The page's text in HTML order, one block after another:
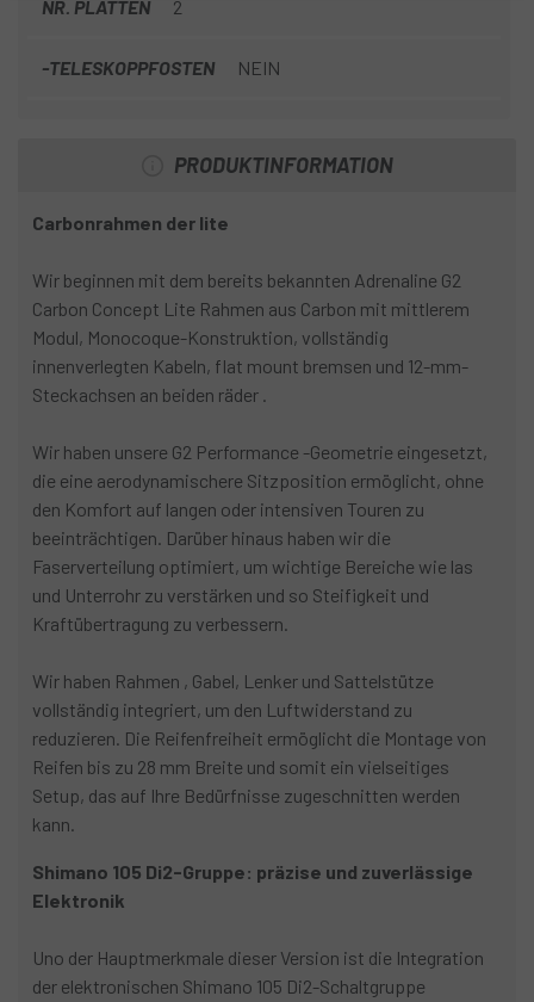
NR. PLATTEN 2
-TELESKOPPFOSTEN NEIN
PRODUKTINFORMATION
Carbonrahmen der lite
Wir beginnen mit dem bereits bekannten Adrenaline G2
Carbon Concept Lite Rahmen aus Carbon mit mittlerem
Modul, Monocoque-Konstruktion, vollständig
innenverlegten Kabeln, flat mount bremsen und 12-mm-
Steckachsen an beiden räder .
Wir haben unsere G2 Performance -Geometrie eingesetzt,
die eine aerodynamischere Sitzposition ermöglicht, ohne
den Komfort auf langen oder intensiven Touren zu
beeinträchtigen. Darüber hinaus haben wir die
Faserverteilung optimiert, um wichtige Bereiche wie las
und Unterrohr zu verstärken und so Steifigkeit und
Kraftübertragung zu verbessern.
Wir haben Rahmen , Gabel, Lenker und Sattelstütze
vollständig integriert, um den Luftwiderstand zu
reduzieren. Die Reifenfreiheit ermöglicht die Montage von
Reifen bis zu 28 mm Breite und somit ein vielseitiges
Setup, das auf Ihre Bedürfnisse zugeschnitten werden
kann.
Shimano 105 Di2-Gruppe: präzise und zuverlässige
Elektronik
Uno der Hauptmerkmale dieser Version ist die Integration
der elektronischen Shimano 105 Di2-Schaltgruppe